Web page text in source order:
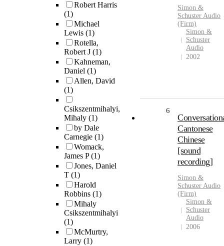
Robert Harris
(1)
Michael
Lewis (1)
Rotella,
Robert J (1)
Kahneman,
Daniel (1)
Allen, David
(1)
Csikszentmihalyi,
Mihaly (1)
by Dale
Carnegie (1)
Womack,
James P(1)
Jones, Daniel
T (1)
Harold
Robbins (1)
Mihaly
Csikszentmihalyi
(1)
McMurtry,
Larry (1)
Simon &
Schuster Audio
(Firm)
Simon &
Schuster
Audio
2002
6
Cantonese
Chinese
[sound
recording]
Simon &
Schuster Audio
(Firm)
Simon &
Schuster
Audio
2006